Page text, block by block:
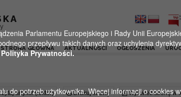
STRONA GŁÓWNA AKTUALNOŚCI OGŁOSZENIA
artykuł (lektor) Drukuj stronę Wyświetl stronę w
Parlamentu Europejskiego i Rady Unii
przepływu takich danych oraz uchylenia
Polityka Prywatności.
do potrzeb użytkownika. Więcej informacji o cookies